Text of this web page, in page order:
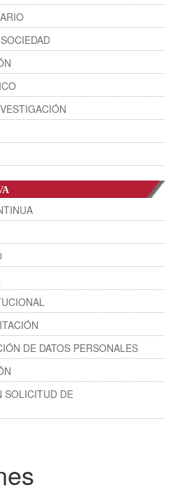
DE DATOS PERSONALES
SOLICITUD DE